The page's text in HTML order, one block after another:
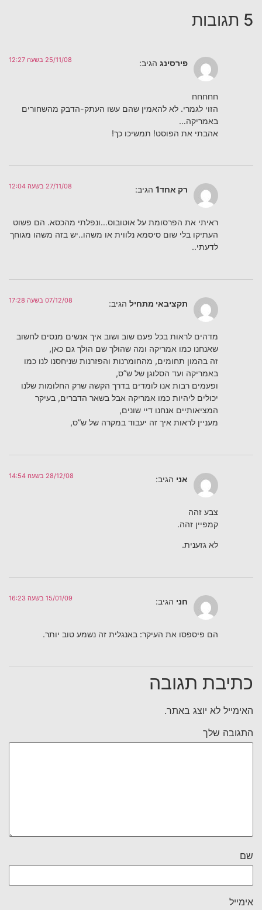
5 תגובות
פירסינג הגיב: 25/11/08 בשעה 12:27
חחחחח
הזוי לגמרי. לא להאמין שהם עשו העתק-הדבק מהשחורים
באמריקה…
אהבתי את הפוסט! תמשיכו כך!
רק אחד1 הגיב: 27/11/08 בשעה 12:04
ראיתי את הפרסומת על אוטובוס…ונפלתי מהכסא. הם פשוט
העתיקו בלי שום סיסמא נלווית או משהו..יש בזה משהו מגוחך
לדעתי..
תקציבאי מתחיל הגיב: 07/12/08 בשעה 17:28
מדהים לראות בכל פעם שוב ושוב איך אנשים מנסים לחשוב
שאנחנו כמו אמריקה ומה שהולך שם הולך גם כאן,
זה בהמון תחומים, מהחומרנות והפזרנות שניחסנו לנו כמו
באמריקה ועד הסלוגן של ש”ס,
ופעמים רבות אנו לומדים בדרך הקשה שרק החלומות שלנו
יכולים ליהיות כמו אמריקה אבל בשאר הדברים, בעיקר
המציאותיים אנחנו דיי שונים,
מעניין לראות איך זה יעבוד במקרה של ש”ס,
אני הגיב: 28/12/08 בשעה 14:54
צבע זהה
קמפיין זהה.
לא גזענית.
חני הגיב: 15/01/09 בשעה 16:23
הם פיספסו את העיקר: באנגלית זה נשמע טוב יותר.
כתיבת תגובה
האימייל לא יוצג באתר.
התגובה שלך
שם
אימייל